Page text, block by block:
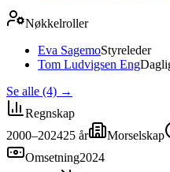
Nøkkelroller
Eva SagemoStyreleder
Tom Ludvigsen Eng
Se alle (4) →
Regnskap
2000–202425 år Morselskap
Omsetning2024